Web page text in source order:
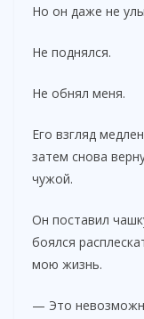
Но он даже не
Не поднялся.
Не обнял меня.
Его взгляд
затем снова
чужой.
Он поставил
боялся
мою жизнь.
— Это